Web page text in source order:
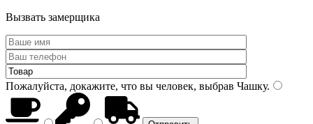
Вызвать замерщика
Пожалуйста, докажите, что вы человек, выбрав Чашку.